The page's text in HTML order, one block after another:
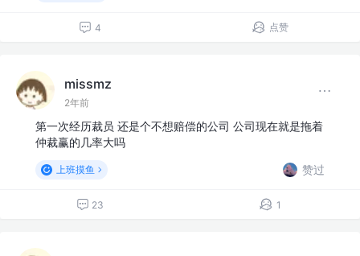
4 点赞
missmz
2年前
第一次经历裁员 还是个不想赔偿的公司 公司现在就是拖着
仲裁赢的几率大吗
上班摸鱼 赞过
23 1